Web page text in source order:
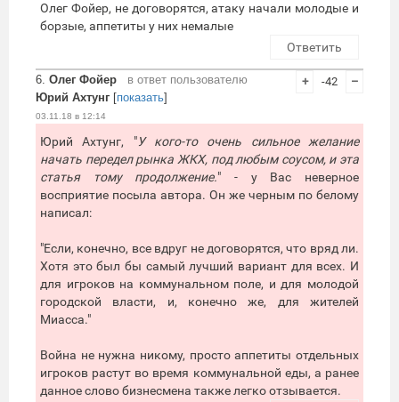
Олег Фойер, не договорятся, атаку начали молодые и
борзые, аппетиты у них немалые
Ответить
6. Олег Фойер
в ответ пользователю
Юрий Ахтунг [показать]
03.11.18 в 12:14
+ -42 –
Юрий Ахтунг, "У кого-то очень сильное желание
начать передел рынка ЖКХ, под любым соусом, и эта
статья тому продолжение." - у Вас неверное
восприятие посыла автора. Он же черным по белому
написал:
"Если, конечно, все вдруг не договорятся, что вряд ли.
Хотя это был бы самый лучший вариант для всех. И
для игроков на коммунальном поле, и для молодой
городской власти, и, конечно же, для жителей
Миасса."
Война не нужна никому, просто аппетиты отдельных
игроков растут во время коммунальной еды, а ранее
данное слово бизнесмена также легко отзывается.